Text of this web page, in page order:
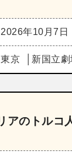
2026年10月7日
東京 新国立
アのトルコ